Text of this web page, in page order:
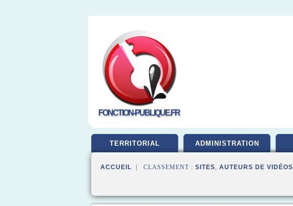
FONCTION-PUBLIQUE.FR
TERRITORIAL ADMINISTRATION
ACCUEIL | CLASSEMENT : SITES, AUTEURS DE VIDÉOS